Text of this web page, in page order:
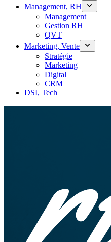
Management, RH
Management
Gestion RH
QVT
Marketing, Vente
Stratégie
Marketing
Digital
CRM
DSI, Tech